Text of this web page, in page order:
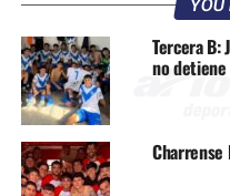
Tercera B:
no
Charrense